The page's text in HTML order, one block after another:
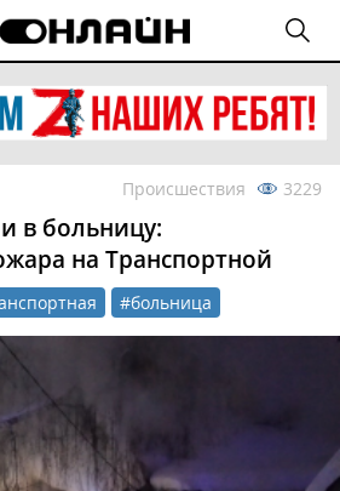
Происшествия 3229
в больницу:
на Транспортной
#больница